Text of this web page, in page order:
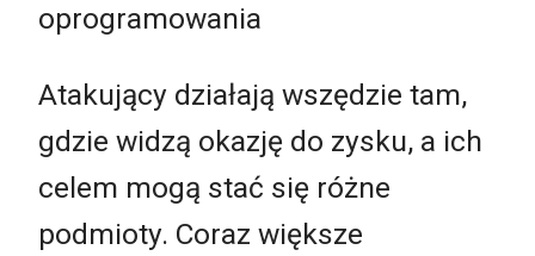
oprogramowania
Atakujący działają wszędzie tam,
gdzie widzą okazję do zysku, a ich
celem mogą stać się różne
podmioty. Coraz większe